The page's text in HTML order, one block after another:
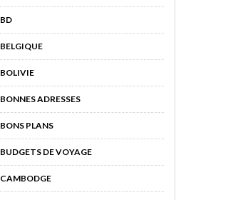
BD
BELGIQUE
BOLIVIE
BONNES ADRESSES
BONS PLANS
BUDGETS DE VOYAGE
CAMBODGE